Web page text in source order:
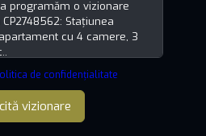
de confidențialitate
vizionare